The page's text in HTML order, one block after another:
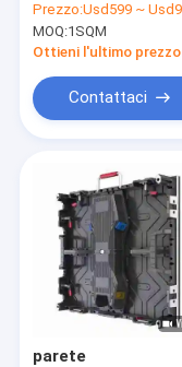
Contattaci
Notizie
Esposizione di
esposizione di
Piccola
di schermi a LED
scala di grigi a 14
Prezzo:Usd599 ~ Usd999 / Sqm ( Price is
MOQ:1SQM
Ottieni l'ultimo prezzo
Contattaci
parete